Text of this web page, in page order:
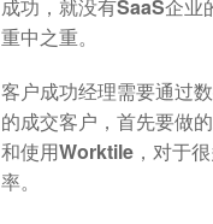
成功，就没有SaaS企业
重中之重。
客户成功经理需要通过
的成交客户，首先要做
和使用Worktile，对于
率。